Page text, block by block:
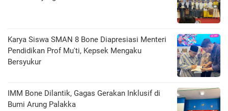
Karya Siswa SMAN 8 Bone Diapresiasi Menteri
Pendidikan Prof Mu'ti, Kepsek Mengaku
Bersyukur
IMM Bone Dilantik, Gagas Gerakan Inklusif di
Bumi Arung Palakka